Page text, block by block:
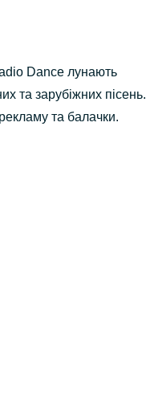
Dance лунають
та зарубіжних пісень.
та балачки.